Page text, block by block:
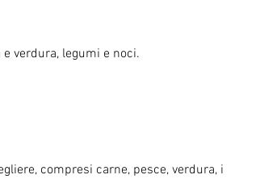
verdura, legumi e noci.
compresi carne, pesce, verdura, i